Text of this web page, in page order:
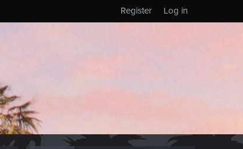
Log in
Register